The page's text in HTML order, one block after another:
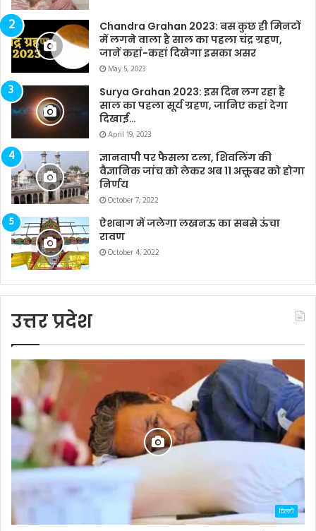
Chandra Grahan 2023: बस कुछ ही मिनटों
में लगने वाला है साल का पहला चंद्र ग्रहण,
जानें कहां-कहां दिखेगा इसका असर
May 5, 2023
Surya Grahan 2023: इस दिन लग रहा है
साल का पहला सूर्य ग्रहण, जानिए कहां देगा
दिखाई…
April 19, 2023
ज्ञानवापी पर फैसला टला, शिवलिंग की
वैज्ञानिक जांच को लेकर अब 11 अक्तूबर को होगा
निर्णय
October 7, 2022
ऐशबाग में जलेगा लखनऊ का सबसे ऊंचा
रावण
October 4, 2022
उत्तर प्रदेश
दिल्ली